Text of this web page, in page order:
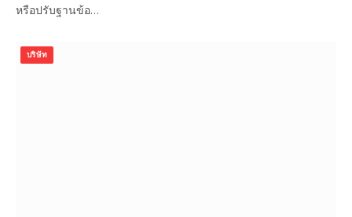
หรือปรับฐานข้อ…
บริษัท